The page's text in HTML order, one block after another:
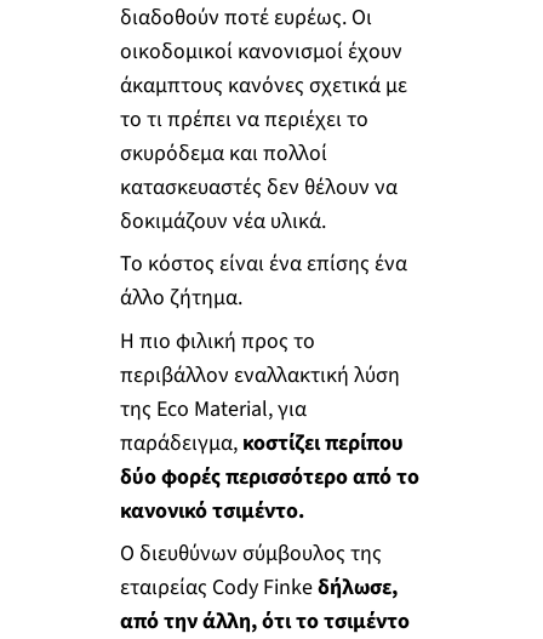
διαδοθούν ποτέ ευρέως. Οι
οικοδομικοί κανονισμοί έχουν
άκαμπτους κανόνες σχετικά με
το τι πρέπει να περιέχει το
σκυρόδεμα και πολλοί
κατασκευαστές δεν θέλουν να
δοκιμάζουν νέα υλικά.
Το κόστος είναι ένα επίσης ένα
άλλο ζήτημα.
Η πιο φιλική προς το
περιβάλλον εναλλακτική λύση
της Eco Material, για
παράδειγμα, κοστίζει περίπου
δύο φορές περισσότερο από το
κανονικό τσιμέντο.
Ο διευθύνων σύμβουλος της
εταιρείας Cody Finkeδήλωσε,
από την άλλη, ότι το τσιμέντο